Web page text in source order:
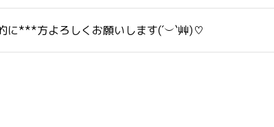
に***方よろしくお願いします(´︶`艸)♡